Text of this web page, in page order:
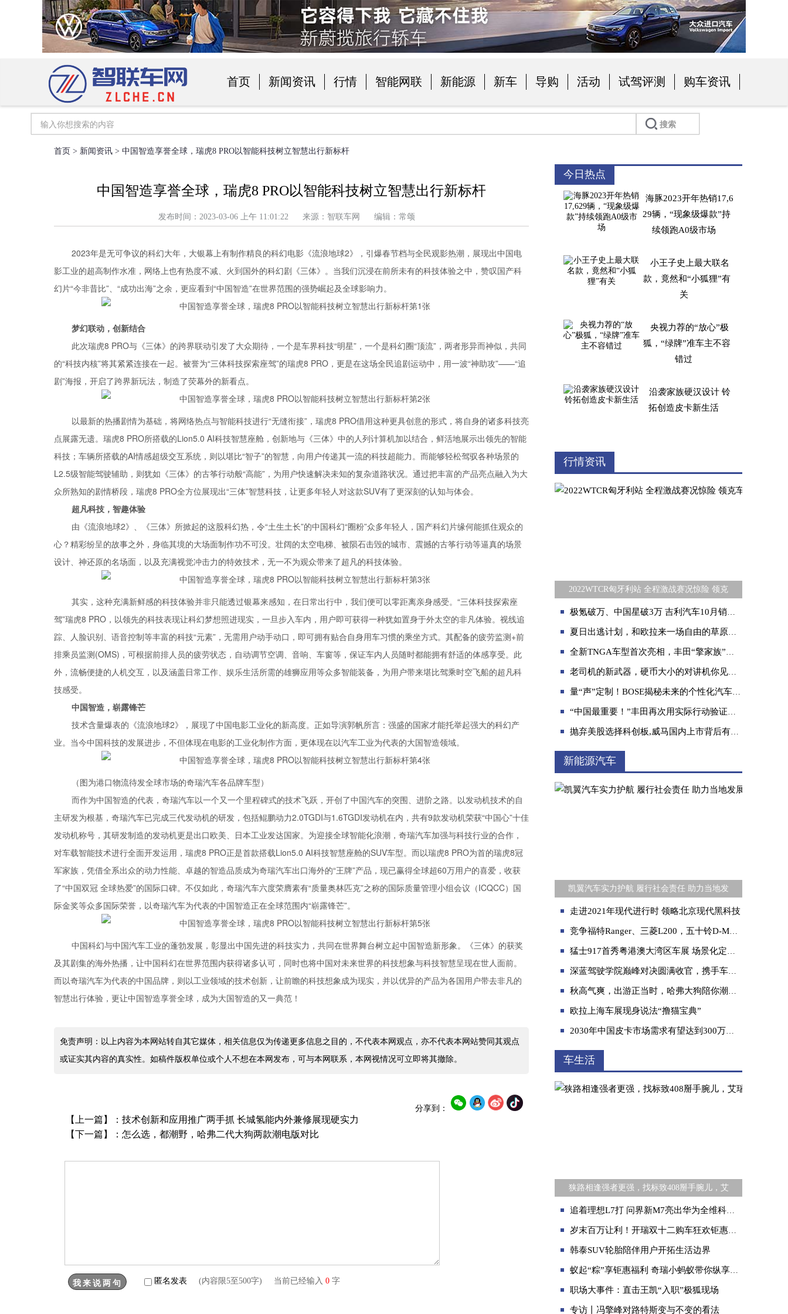
首页 新闻资讯 行情 智能网联 新能源 新车 导购 活动 试驾评测 购车资讯
首页 > 新闻资讯 > 中国智造享誉全球，瑞虎8 PRO以智能科技树立智慧出行新标杆
中国智造享誉全球，瑞虎8 PRO以智能科技树立智慧出行新标杆
发布时间：2023-03-06 上午 11:01:22 来源：智联车网 编辑：常颂
2023年是无可争议的科幻大年，大银幕上有制作精良的科幻电影《流浪地球2》，引爆春节档与全民观影热潮，展现出中国电
影工业的超高制作水准，网络上也有热度不减、火到国外的科幻剧《三体》。当我们沉浸在前所未有的科技体验之中，赞叹国产科
幻片“今非昔比”、“成功出海”之余，更应看到“中国智造”在世界范围的强势崛起及全球影响力。
梦幻联动，创新结合
此次瑞虎8 PRO与《三体》的跨界联动引发了大众期待，一个是车界科技“明星”，一个是科幻圈“顶流”，两者形异而神似，共同
的“科技内核”将其紧紧连接在一起。被誉为“三体科技探索座驾”的瑞虎8 PRO，更是在这场全民追剧运动中，用一波“神助攻”——“追
剧”海报，开启了跨界新玩法，制造了荧幕外的新看点。
以最新的热播剧情为基础，将网络热点与智能科技进行“无缝衔接”，瑞虎8 PRO借用这种更具创意的形式，将自身的诸多科技亮
点展露无遗。瑞虎8 PRO所搭载的Lion5.0 AI科技智慧座舱，创新地与《三体》中的人列计算机加以结合，鲜活地展示出领先的智能
科技；车辆所搭载的AI情感超级交互系统，则以堪比“智子”的智慧，向用户传递其一流的科技超能力。而能够轻松驾驭各种场景的
L2.5级智能驾驶辅助，则犹如《三体》的古筝行动般“高能”，为用户快速解决未知的复杂道路状况。通过把丰富的产品亮点融入为大
众所熟知的剧情桥段，瑞虎8 PRO全方位展现出“三体”智慧科技，让更多年轻人对这款SUV有了更深刻的认知与体会。
超凡科技，智趣体验
由《流浪地球2》、《三体》所掀起的这股科幻热，令“土生土长”的中国科幻“圈粉”众多年轻人，国产科幻片缘何能抓住观众的
心？精彩纷呈的故事之外，身临其境的大场面制作功不可没。壮阔的太空电梯、被陨石击毁的城市、震撼的古筝行动等逼真的场景
设计、神还原的名场面，以及充满视觉冲击力的特效技术，无一不为观众带来了超凡的科技体验。
其实，这种充满新鲜感的科技体验并非只能透过银幕来感知，在日常出行中，我们便可以零距离亲身感受。“三体科技探索座
驾”瑞虎8 PRO，以领先的科技表现让科幻梦想照进现实，一旦步入车内，用户即可获得一种犹如置身于外太空的非凡体验。视线追
踪、人脸识别、语音控制等丰富的科技“元素”，无需用户动手动口，即可拥有贴合自身用车习惯的乘坐方式。其配备的疲劳监测+前
排乘员监测(OMS)，可根据前排人员的疲劳状态，自动调节空调、音响、车窗等，保证车内人员随时都能拥有舒适的体感享受。此
外，流畅便捷的人机交互，以及涵盖日常工作、娱乐生活所需的雄狮应用等众多智能装备，为用户带来堪比驾乘时空飞船的超凡科
技感受。
中国智造，崭露锋芒
技术含量爆表的《流浪地球2》，展现了中国电影工业化的新高度。正如导演郭帆所言：强盛的国家才能托举起强大的科幻产
业。当今中国科技的发展进步，不但体现在电影的工业化制作方面，更体现在以汽车工业为代表的大国智造领域。
（图为港口物流待发全球市场的奇瑞汽车各品牌车型）
而作为中国智造的代表，奇瑞汽车以一个又一个里程碑式的技术飞跃，开创了中国汽车的突围、进阶之路。以发动机技术的自
主研发为根基，奇瑞汽车已完成三代发动机的研发，包括鲲鹏动力2.0TGDI与1.6TGDI发动机在内，共有9款发动机荣获“中国心”十佳
发动机称号，其研发制造的发动机更是出口欧美、日本工业发达国家。为迎接全球智能化浪潮，奇瑞汽车加强与科技行业的合作，
对车载智能技术进行全面开发运用，瑞虎8 PRO正是首款搭载Lion5.0 AI科技智慧座舱的SUV车型。而以瑞虎8 PRO为首的瑞虎8冠
军家族，凭借全系出众的动力性能、卓越的智造品质成为奇瑞汽车出口海外的“王牌”产品，现已赢得全球超60万用户的喜爱，收获
了“中国双冠 全球热爱”的国际口碑。不仅如此，奇瑞汽车六度荣膺素有“质量奥林匹克”之称的国际质量管理小组会议（ICQCC）国
际金奖等众多国际荣誉，以奇瑞汽车为代表的中国智造正在全球范围内“崭露锋芒”。
中国科幻与中国汽车工业的蓬勃发展，彰显出中国先进的科技实力，共同在世界舞台树立起中国智造新形象。《三体》的获奖
及其剧集的海外热播，让中国科幻在世界范围内获得诸多认可，同时也将中国对未来世界的科技想象与科技智慧呈现在世人面前。
而以奇瑞汽车为代表的中国品牌，则以工业领域的技术创新，让前瞻的科技想象成为现实，并以优异的产品为各国用户带去非凡的
智慧出行体验，更让中国智造享誉全球，成为大国智造的又一典范！
免责声明：以上内容为本网站转自其它媒体，相关信息仅为传递更多信息之目的，不代表本网观点，亦不代表本网站赞同其观点
或证实其内容的真实性。如稿件版权单位或个人不想在本网发布，可与本网联系，本网视情况可立即将其撤除。
分享到：
【上一篇】： 技术创新和应用推广两手抓 长城氢能内外兼修展现硬实力
【下一篇】： 怎么选，都潮野，哈弗二代大狗两款潮电版对比
匿名发表 (内容限5至500字) 当前已经输入 0 字
今日热点
海豚2023开年热销17,6
29辆，“现象级爆款”持
续领跑A0级市场
小王子史上最大联名
款，竟然和“小狐狸”有
关
央视力荐的“放心”极
狐，“绿牌”准车主不容
错过
沿袭家族硬汉设计 铃
拓创造皮卡新生活
性十足
行情资讯
2022WTCR匈牙利站 全程激战赛况惊险 领克
极氪破万、中国星破3万 吉利汽车10月销量冲破15万
夏日出逃计划，和欧拉来一场自由的草原约会
全新TNGA车型首次亮相，丰田“擎家族”携新成员齐聚广州车展
老司机的新武器，硬币大小的对讲机你见过吗？
量“声”定制！BOSE揭秘未来的个性化汽车音响
“中国最重要！”丰田再次用实际行动验证这一承诺
抛弃美股选择科创板,威马国内上市背后有这些考量
新能源汽车
凯翼汽车实力护航 履行社会责任 助力当地发
走进2021年现代进行时 领略北京现代黑科技
竞争福特Ranger、三菱L200，五十铃D-MAX V-CROSS实车静测来了！
猛士917首秀粤港澳大湾区车展 场景化定制改装方案同步亮相
深蓝驾驶学院巅峰对决圆满收官，携手车主开启驾趣新体验
秋高气爽，出游正当时，哈弗大狗陪你潮玩无界
欧拉上海车展现身说法“撸猫宝典”
2030年中国皮卡市场需求有望达到300万辆!长城皮卡成最大功臣
车生活
狭路相逢强者更强，找标致408掰手腕儿，艾
追着理想L7打 问界新M7亮出华为全维科技成果
岁末百万让利！开瑞双十二购车狂欢钜惠加码！
韩泰SUV轮胎陪伴用户开拓生活边界
蚁起“粽”享钜惠福利 奇瑞小蚂蚁带你纵享一夏
职场大事件：直击王凯“入职”极狐现场
专访丨冯擎峰对路特斯变与不变的看法